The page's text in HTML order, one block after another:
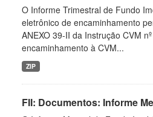
O Informe Trimestral de Fundo
eletrônico de encaminhamento
ANEXO 39-II da Instrução CVM
encaminhamento à CVM...
ZIP
FII: Documentos: Informe